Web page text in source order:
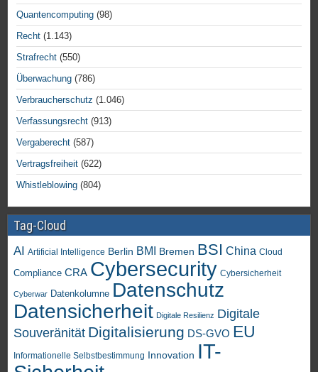
Quantencomputing (98)
Recht (1.143)
Strafrecht (550)
Überwachung (786)
Verbraucherschutz (1.046)
Verfassungsrecht (913)
Vergaberecht (587)
Vertragsfreiheit (622)
Whistleblowing (804)
Tag-Cloud
AI Artificial Intelligence Berlin BMI Bremen BSI China Cloud
Compliance CRA Cybersecurity Cybersicherheit
Cyberwar Datenkolumne Datenschutz
Datensicherheit Digitale Resilienz Digitale
Souveränität Digitalisierung DS-GVO EU
Informationelle Selbstbestimmung Innovation IT-